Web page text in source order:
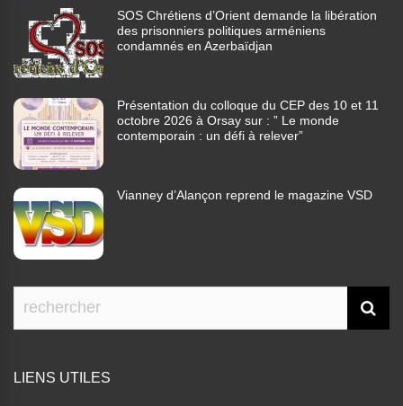
SOS Chrétiens d’Orient demande la libération
des prisonniers politiques arméniens
condamnés en Azerbaïdjan
Présentation du colloque du CEP des 10 et 11
octobre 2026 à Orsay sur : ” Le monde
contemporain : un défi à relever”
Vianney d’Alançon reprend le magazine VSD
LIENS UTILES